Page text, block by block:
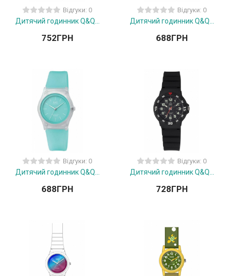
Відгуки: 0
Дитячий годинник Q&Q...
752ГРН
Відгуки: 0
Дитячий годинник Q&Q...
688ГРН
Відгуки: 0
Дитячий годинник Q&Q...
688ГРН
Відгуки: 0
Дитячий годинник Q&Q...
728ГРН